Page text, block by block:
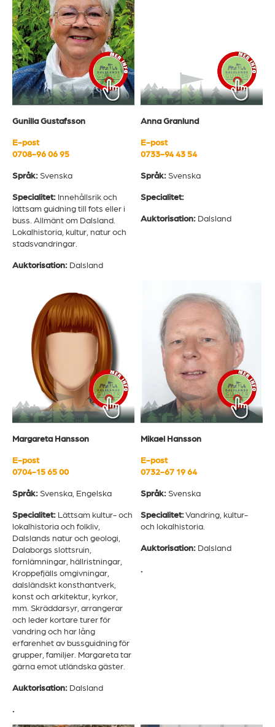
Gunilla Gustafsson
E-post
0708-96 06 95
Språk: Svenska
Specialitet: Innehållsrik och
lättsam guidning till fots eller i
buss. Allmänt om Dalsland.
Lokalhistoria, kultur, natur och
stadsvandringar.
Auktorisation: Dalsland
Anna Granlund
E-post
0733-94 43 54
Språk: Svenska
Specialitet:
Auktorisation: Dalsland
Margareta Hansson
E-post
0704-15 65 00
Språk:Svenska, Engelska
Specialitet: Lättsam kultur- och
lokalhistoria och folkliv,
Dalslands natur och geologi,
Dalaborgs slottsruin,
fornlämningar, hällristningar,
Kroppefjälls omgivningar,
dalsländskt konsthantverk,
konst och arkitektur, kyrkor,
mm. Skräddarsyr, arrangerar
och leder kortare turer för
vandring och har lång
erfarenhet av bussguidning för
grupper, familjer. Margareta tar
gärna emot utländska gäster.
Auktorisation: Dalsland
.
Mikael Hansson
E-post
0732-67 19 64
Språk:Svenska
Specialitet:Vandring, kultur-
och lokalhistoria.
Auktorisation: Dalsland
.